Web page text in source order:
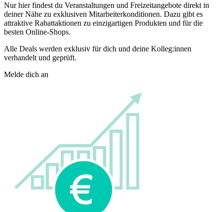
Nur hier findest du Veranstaltungen und Freizeitangebote direkt in
deiner Nähe zu exklusiven Mitarbeiterkonditionen. Dazu gibt es
attraktive Rabattaktionen zu einzigartigen Produkten und für die
besten Online-Shops.
Alle Deals werden exklusiv für dich und deine Kolleg:innen
verhandelt und geprüft.
Melde dich an